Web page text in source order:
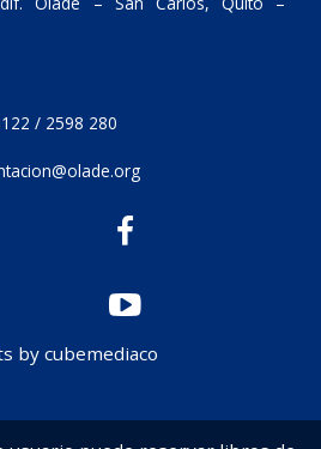
/ 2598 280
by cubemediaco